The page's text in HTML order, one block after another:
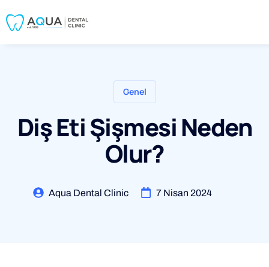
Genel
Diş Eti Şişmesi Neden
Olur?
Aqua Dental Clinic 7 Nisan 2024